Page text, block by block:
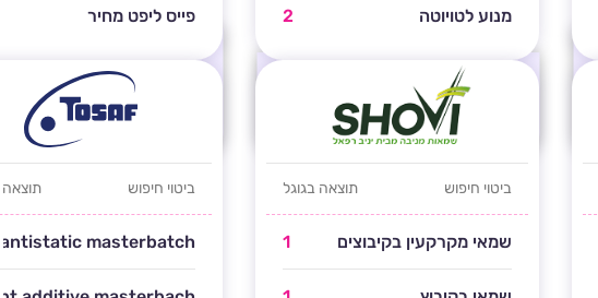
מנוע לטויוטה 2
אלו מיקומים נבחרים בלבד, אתר זה מופיע
בעמוד ראשון בגוגל במעל 821מילות מפתח
פייס ליפט מחיר
אלו מיקומים נבחרים בלבד, אתר זה
בעמוד ראשון בגוגל במעל
ביטוי חיפוש תוצאה בגוגל
שמאי מקרקעין בקיבוצים 1
ביטוי חיפוש תוצאה
antistatic masterbatch